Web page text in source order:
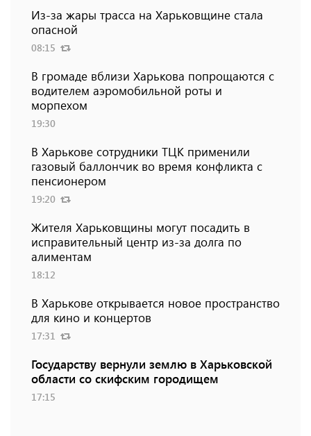
Из-за жары трасса на Харьковщине стала
опасной
08:15
В громаде вблизи Харькова попрощаются с
водителем аэромобильной роты и
морпехом
19:30
В Харькове сотрудники ТЦК применили
газовый баллончик во время конфликта с
пенсионером
19:20
Жителя Харьковщины могут посадить в
исправительный центр из-за долга по
алиментам
18:12
В Харькове открывается новое пространство
для кино и концертов
17:31
Государству вернули землю в Харьковской
области со скифским городищем
17:15